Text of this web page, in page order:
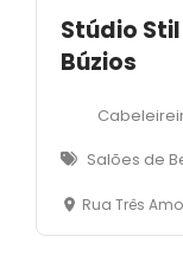
Stúdio
Búzios
Salões de
Rua Três Amores, 11 -